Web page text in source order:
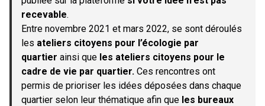
recevable.
Entre novembre 2021 et mars 2022, se sont déroulés
les ateliers citoyens pour l’écologie par
quartier ainsi que les ateliers citoyens pour le
cadre de vie par quartier. Ces rencontres ont
permis de prioriser les idées déposées dans chaque
quartier selon leur thématique afin que les bureaux